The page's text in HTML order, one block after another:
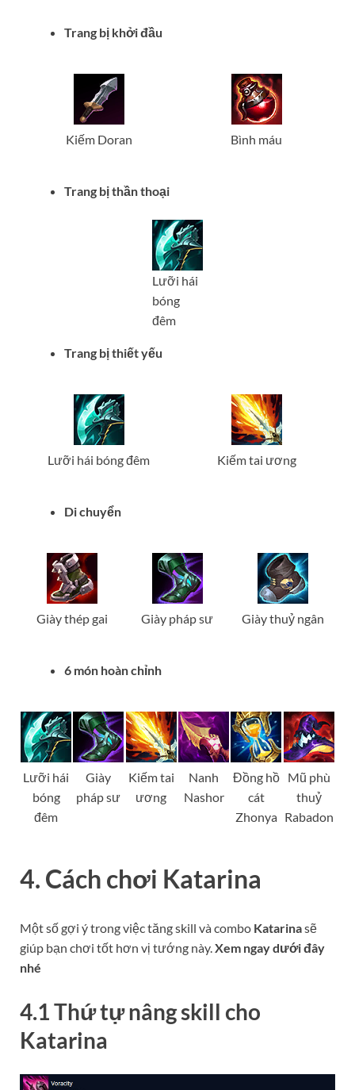
Trang bị khởi đầu
Kiếm Doran Bình máu
Trang bị thần thoại
Lưỡi hái
bóng
đêm
Trang bị thiết yếu
Lưỡi hái bóng đêm Kiếm tai ương
Di chuyển
Giày thép gai Giày pháp sư Giày thuỷ ngân
6 món hoàn chỉnh
Lưỡi hái
bóng
đêm
Giày
pháp sư
Kiếm tai
ương
Nanh
Nashor
Đồng hồ
cát
Zhonya
Mũ phù
thuỷ
Rabadon
4. Cách chơi Katarina
Một số gợi ý trong việc tăng skill và combo Katarinasẽ
giúp bạn chơi tốt hơn vị tướng này. Xem ngay dưới đây
nhé
4.1 Thứ tự nâng skill cho
Katarina